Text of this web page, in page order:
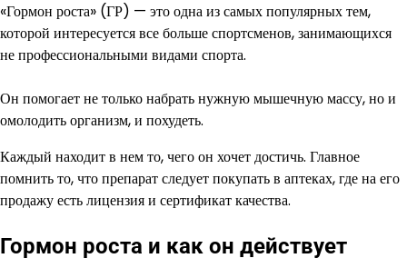
«Гормон роста» (ГР) — это одна из самых популярных тем,
которой интересуется все больше спортсменов, занимающихся
не профессиональными видами спорта.
Он помогает не только набрать нужную мышечную массу, но и
омолодить организм, и похудеть.
Каждый находит в нем то, чего он хочет достичь. Главное
помнить то, что препарат следует покупать в аптеках, где на его
продажу есть лицензия и сертификат качества.
Гормон роста и как он действует